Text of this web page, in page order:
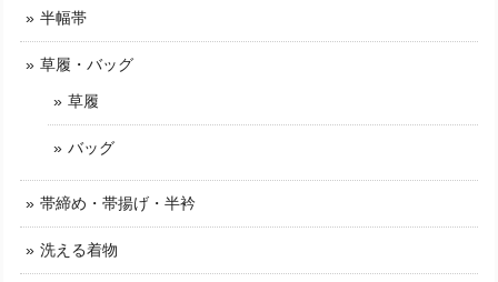
半幅帯
草履・バッグ
草履
バッグ
帯締め・帯揚げ・半衿
洗える着物